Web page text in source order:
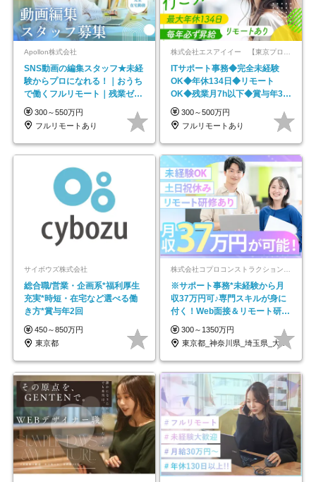
Apollon株式会社
SNS動画の編集スタッフ★未経
験からプロになれる！｜おうち
で働くフルリモート｜残業ゼロ
で18時退勤◎
300～550万円
フルリモートあり
ITサポート事務◆完全未経験
OK◆年休134日◆リモート
OK◆残業月7h以下◆賞与年3回
◆5年目まで必ず昇給
300～500万円
フルリモートあり
サイボウズ株式会社
総合職/営業・企画系*福利厚生
充実*時短・在宅など選べる働
き方*賞与年2回
450～850万円
東京都
※サポート事務*未経験から月
収37万円可♪専門スキルが身に
付く！Web面接＆リモート研修
も充実♪/a
300～1350万円
東京都_神奈川県_埼玉県_大阪府_愛知県…